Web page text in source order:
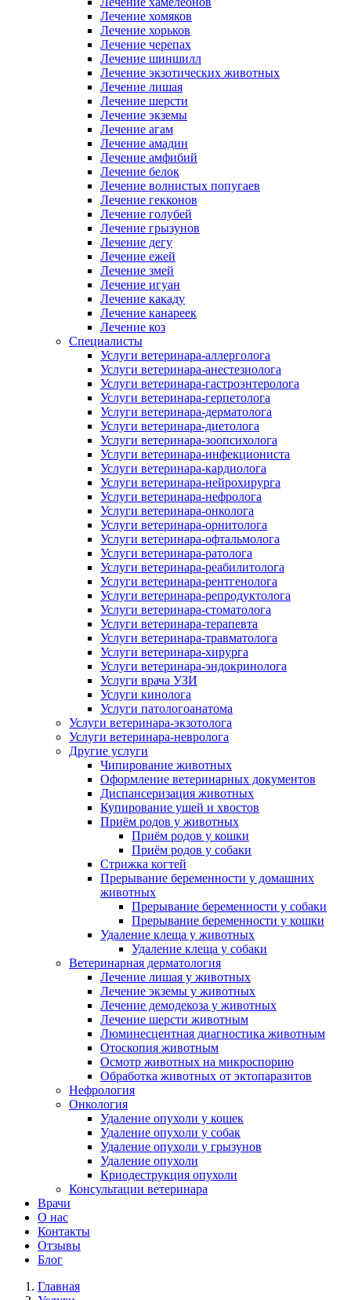
Лечение хомяков
Лечение хорьков
Лечение черепах
Лечение шиншилл
Лечение экзотических животных
Лечение лишая
Лечение шерсти
Лечение экземы
Лечение агам
Лечение амадин
Лечение амфибий
Лечение белок
Лечение волнистых попугаев
Лечение гекконов
Лечение голубей
Лечение грызунов
Лечение дегу
Лечение ежей
Лечение змей
Лечение игуан
Лечение какаду
Лечение канареек
Лечение коз
Специалисты
Услуги ветеринара-аллерголога
Услуги ветеринара-анестезиолога
Услуги ветеринара-гастроэнтеролога
Услуги ветеринара-герпетолога
Услуги ветеринара-дерматолога
Услуги ветеринара-диетолога
Услуги ветеринара-зоопсихолога
Услуги ветеринара-инфекциониста
Услуги ветеринара-кардиолога
Услуги ветеринара-нейрохирурга
Услуги ветеринара-нефролога
Услуги ветеринара-онколога
Услуги ветеринара-орнитолога
Услуги ветеринара-офтальмолога
Услуги ветеринара-ратолога
Услуги ветеринара-реабилитолога
Услуги ветеринара-рентгенолога
Услуги ветеринара-репродуктолога
Услуги ветеринара-стоматолога
Услуги ветеринара-терапевта
Услуги ветеринара-травматолога
Услуги ветеринара-хирурга
Услуги ветеринара-эндокринолога
Услуги врача УЗИ
Услуги кинолога
Услуги патологоанатома
Услуги ветеринара-экзотолога
Услуги ветеринара-невролога
Другие услуги
Чипирование животных
Оформление ветеринарных документов
Диспансеризация животных
Купирование ушей и хвостов
Приём родов у животных
Приём родов у кошки
Приём родов у собаки
Стрижка когтей
Прерывание беременности у домашних
животных
Прерывание беременности у собаки
Прерывание беременности у кошки
Удаление клеща у животных
Удаление клеща у собаки
Ветеринарная дерматология
Лечение лишая у животных
Лечение экземы у животных
Лечение демодекоза у животных
Лечение шерсти животным
Люминесцентная диагностика животным
Отоскопия животным
Осмотр животных на микроспорию
Обработка животных от эктопаразитов
Нефрология
Онкология
Удаление опухоли у кошек
Удаление опухоли у собак
Удаление опухоли у грызунов
Удаление опухоли
Криодеструкция опухоли
Консультации ветеринара
Врачи
О нас
Контакты
Отзывы
Блог
Главная